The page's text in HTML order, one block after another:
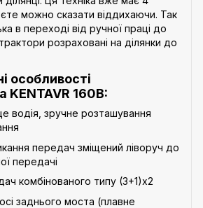
можно сказати віддихаючи. Так
в переході від ручної праці до
розраховані на ділянки до
особливості
KENTAVR 160B:
водія, зручне розташування
передач зміщений ліворуч до
передачі
комбінованого типу (3+1)х2
заднього моста (плавне